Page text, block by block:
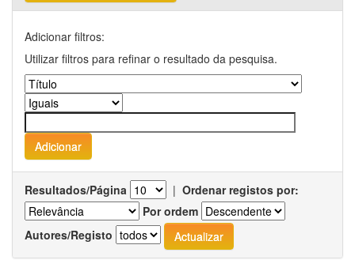
Adicionar filtros:
Utilizar filtros para refinar o resultado da pesquisa.
Resultados/Página | Ordenar registos por:
Por ordem
Autores/Registo